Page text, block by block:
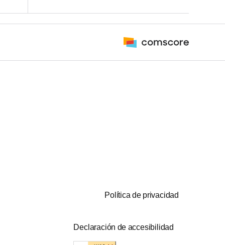
Política de privacidad
Declaración de accesibilidad